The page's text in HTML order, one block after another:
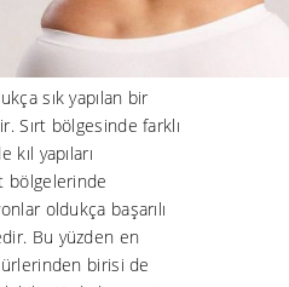
sık yapılan bir
Sırt bölgesinde farklı
yapıları
bölgelerinde
oldukça başarılı
Bu yüzden en
birisi de